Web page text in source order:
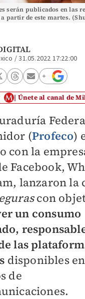
serán publicados en las
a partir de este martes.
/31.05.2022 17:22:00
Únete al canal de
(Profeco)
con la
Facebook,
lanzaron la
con
un consumo
las
disponibles
de
.